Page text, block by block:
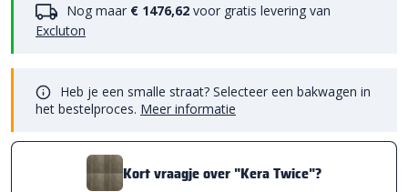
Nog maar € 1476,62 voor gratis levering van
Excluton
Heb je een smalle straat? Selecteer een bakwagen in
het bestelproces. Meer informatie
Kort vraagje over "Kera Twice"?